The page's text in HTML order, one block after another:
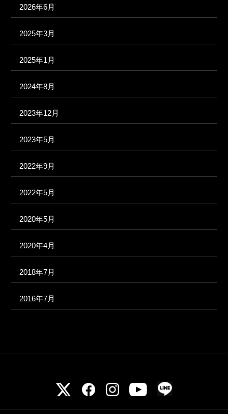
2026年6月
2025年3月
2025年1月
2024年8月
2023年12月
2023年5月
2022年9月
2022年5月
2020年5月
2020年4月
2018年7月
2016年7月